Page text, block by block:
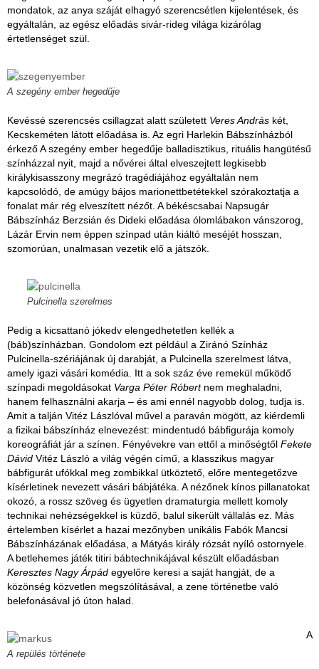
mondatok, az anya száját elhagyó szerencsétlen kijelentések, és
egyáltalán, az egész előadás sivár-rideg világa kizárólag
értetlenséget szül.
A szegény ember hegedűje
Kevéssé szerencsés csillagzat alatt született Veres András két,
Kecskeméten látott előadása is. Az egri Harlekin Bábszínházból
érkező A szegény ember hegedűje balladisztikus, rituális hangütésű
színházzal nyit, majd a nővérei által elveszejtett legkisebb
királykisasszony megrázó tragédiájához egyáltalán nem
kapcsolódó, de amúgy bájos marionettbetétekkel szórakoztatja a
fonalat már rég elveszített nézőt. A békéscsabai Napsugár
Bábszínház Berzsián és Dideki előadása ólomlábakon vánszorog,
Lázár Ervin nem éppen színpad után kiáltó meséjét hosszan,
szomorúan, unalmasan vezetik elő a játszók.
Pulcinella szerelmes
Pedig a kicsattanó jókedv elengedhetetlen kellék a
(báb)színházban. Gondolom ezt például a Ziránó Színház
Pulcinella-szériájának új darabját, a Pulcinella szerelmest látva,
amely igazi vásári komédia. Itt a sok száz éve remekül működő
színpadi megoldásokat Varga Péter Róbertnem meghaladni,
hanem felhasználni akarja – és ami ennél nagyobb dolog, tudja is.
Amit a talján Vitéz Lászlóval művel a paraván mögött, az kiérdemli
a fizikai bábszínház elnevezést: mindentudó bábfigurája komoly
koreográfiát jár a színen. Fényévekre van ettől a minőségtől Fekete
Dávid Vitéz László a világ végén című, a klasszikus magyar
bábfigurát ufókkal meg zombikkal ütköztető, előre mentegetőzve
kísérletinek nevezett vásári bábjátéka. A nézőnek kínos pillanatokat
okozó, a rossz szöveg és ügyetlen dramaturgia mellett komoly
technikai nehézségekkel is küzdő, balul sikerült vállalás ez. Más
értelemben kísérlet a hazai mezőnyben unikális Fabók Mancsi
Bábszínházának előadása, a Mátyás király rózsát nyíló ostornyele.
A betlehemes játék titiri bábtechnikájával készült előadásban
Keresztes Nagy Árpád egyelőre keresi a saját hangját, de a
közönség közvetlen megszólításával, a zene történetbe való
belefonásával jó úton halad.
A repülés története
A